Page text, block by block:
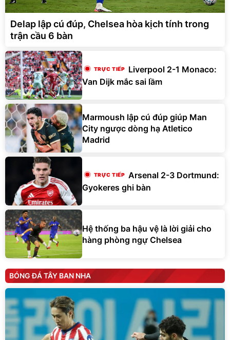
Delap lập cú đúp, Chelsea hòa kịch tính trong
trận cầu 6 bàn
Liverpool 2-1 Monaco:
Van Dijk mắc sai lầm
Marmoush lập cú đúp giúp Man
City ngược dòng hạ Atletico
Madrid
Arsenal 2-3 Dortmund:
Gyokeres ghi bàn
Hệ thống ba hậu vệ là lời giải cho
hàng phòng ngự Chelsea
BÓNG ĐÁ TÂY BAN NHA